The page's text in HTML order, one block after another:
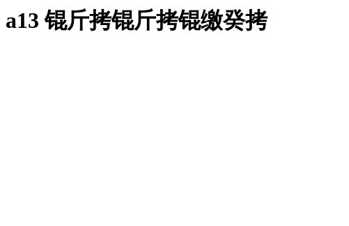
a13 锟斤拷锟斤拷锟缴癸拷